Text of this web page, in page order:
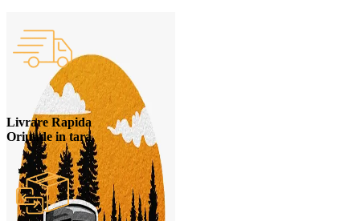
Livrare Rapida
Oriunde in tara